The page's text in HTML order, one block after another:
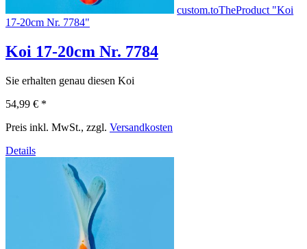
custom.toTheProduct "Koi
17-20cm Nr. 7784"
Koi 17-20cm Nr. 7784
Sie erhalten genau diesen Koi
54,99 € *
Preis inkl. MwSt., zzgl. Versandkosten
Details